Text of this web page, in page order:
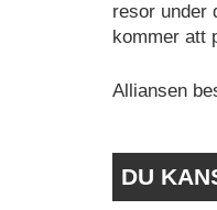
resor under
kommer att
Alliansen
DU